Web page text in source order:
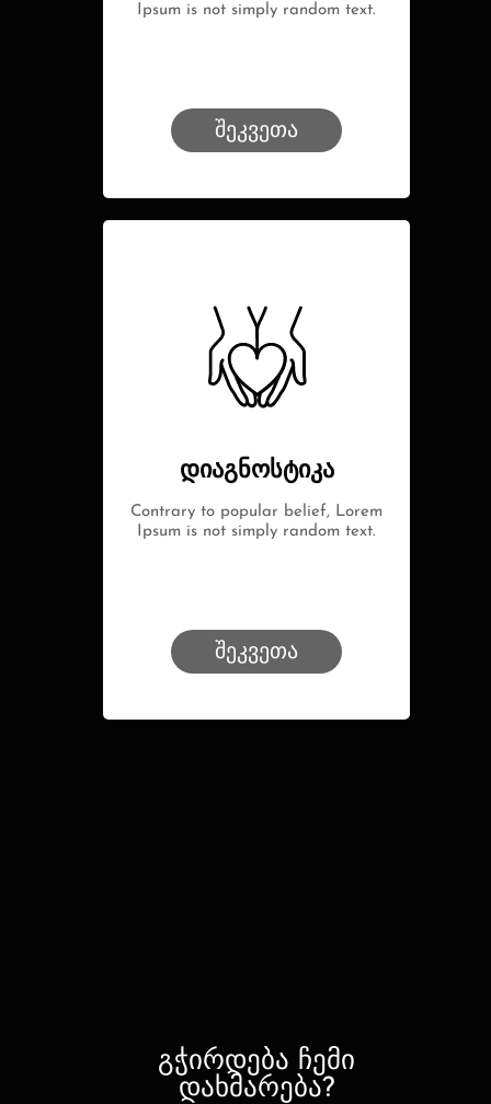
Ipsum is not simply random text.
შეკვეთა
დიაგნოსტიკა
Contrary to popular belief, Lorem
Ipsum is not simply random text.
შეკვეთა
გჭირდება ჩემი
დახმარება?